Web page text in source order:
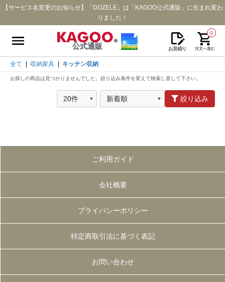
【サービス名変更のお知らせ】「DOZELE」は「KAGOO公式通販」に生まれ変わ
りました！
公式通販 お見積り
0
注文へ進む
全て 収納家具 キッチン収納
お探しの商品は見つかりませんでした。絞り込み条件を変えて検索し直して下さい。
絞り込み
ご利用ガイド
会社概要
プライバシーポリシー
特定商取引法に基づく表記
お問い合わせ